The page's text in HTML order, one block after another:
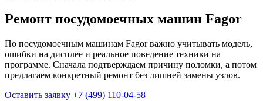
Ремонт посудомоечных машин Fagor
По посудомоечным машинам Fagor важно учитывать модель,
ошибки на дисплее и реальное поведение техники на
программе. Сначала подтверждаем причину поломки, а потом
предлагаем конкретный ремонт без лишней замены узлов.
Оставить заявку +7 (499) 110-04-58